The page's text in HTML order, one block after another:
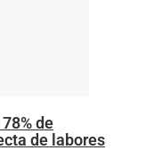
de
de labores